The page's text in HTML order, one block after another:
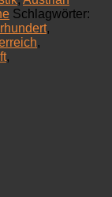
Schlagwörter:
,
,
,